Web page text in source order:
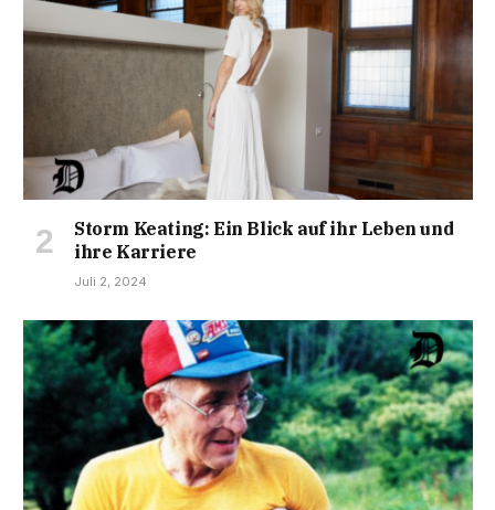
Storm Keating: Ein Blick auf ihr Leben und
ihre Karriere
Juli 2, 2024